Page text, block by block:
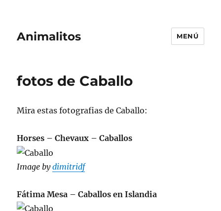
Animalitos MENÚ
fotos de Caballo
Mira estas fotografias de Caballo:
Horses – Chevaux – Caballos
Image bydimitridf
Fátima Mesa – Caballos en Islandia